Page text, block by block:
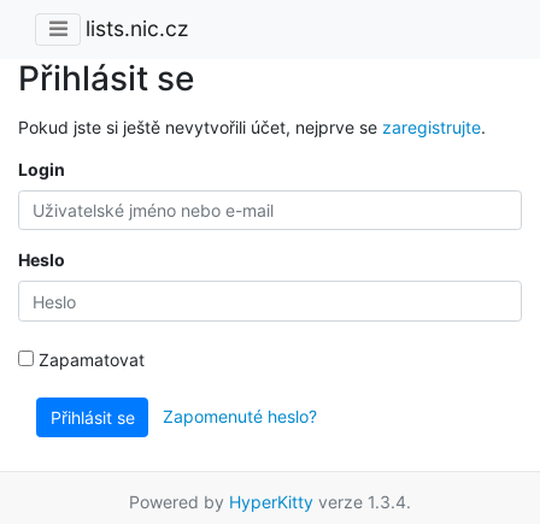
lists.nic.cz
Přihlásit se
Pokud jste si ještě nevytvořili účet, nejprve se zaregistrujte.
Login
Heslo
Zapamatovat
Přihlásit se Zapomenuté heslo?
Powered by HyperKitty verze 1.3.4.